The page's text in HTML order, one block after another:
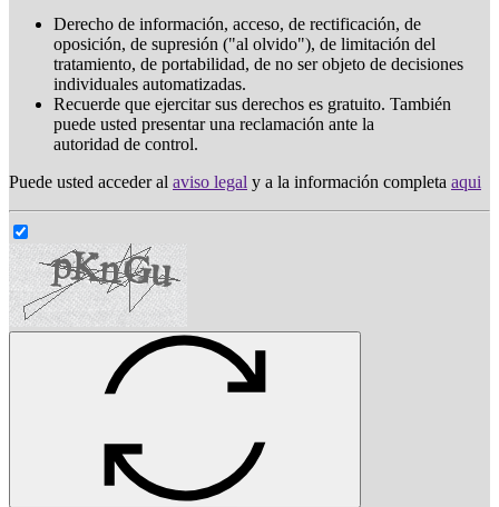
Derecho de información, acceso, de rectificación, de
oposición, de supresión ("al olvido"), de limitación del
tratamiento, de portabilidad, de no ser objeto de decisiones
individuales automatizadas.
Recuerde que ejercitar sus derechos es gratuito. También
puede usted presentar una reclamación ante la
autoridad de control.
Puede usted acceder al aviso legal y a la información completa aqui